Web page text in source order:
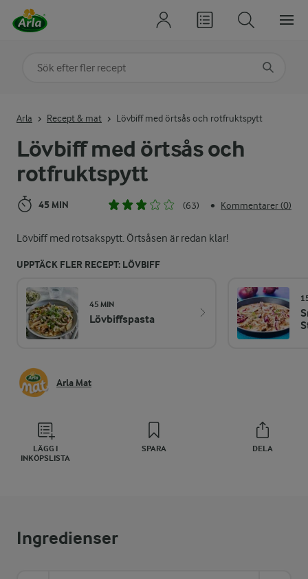
Lövbiff med örtsås och
rotfruktspytt
45 MIN (63) • Kommentarer (0)
Lövbiff med rotsakspytt. Örtsåsen är redan klar!
UPPTÄCK FLER RECEPT: LÖVBIFF
45 MIN
Lövbiffspasta
Arla Mat
LÄGG I
INKÖPSLISTA
SPARA DELA
Arla Recept & mat Lövbiff med örtsås och rotfruktspytt
Ingredienser
Sök på kategori eller ingrediens